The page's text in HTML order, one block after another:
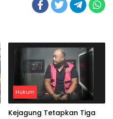
Hukum
Kejagung Tetapkan Tiga